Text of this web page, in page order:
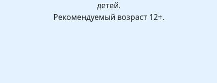
детей.
Рекомендуемый возраст 12+.